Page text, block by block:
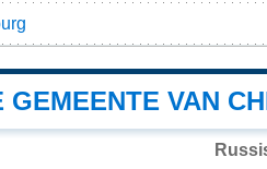
VAN